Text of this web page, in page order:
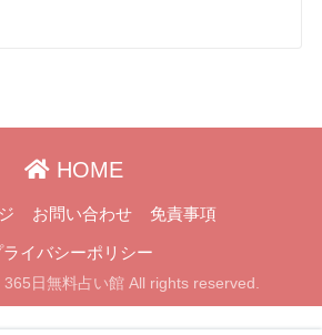
HOME
お問い合わせ 免責事項
ライバシーポリシー
日無料占い館 All rights reserved.